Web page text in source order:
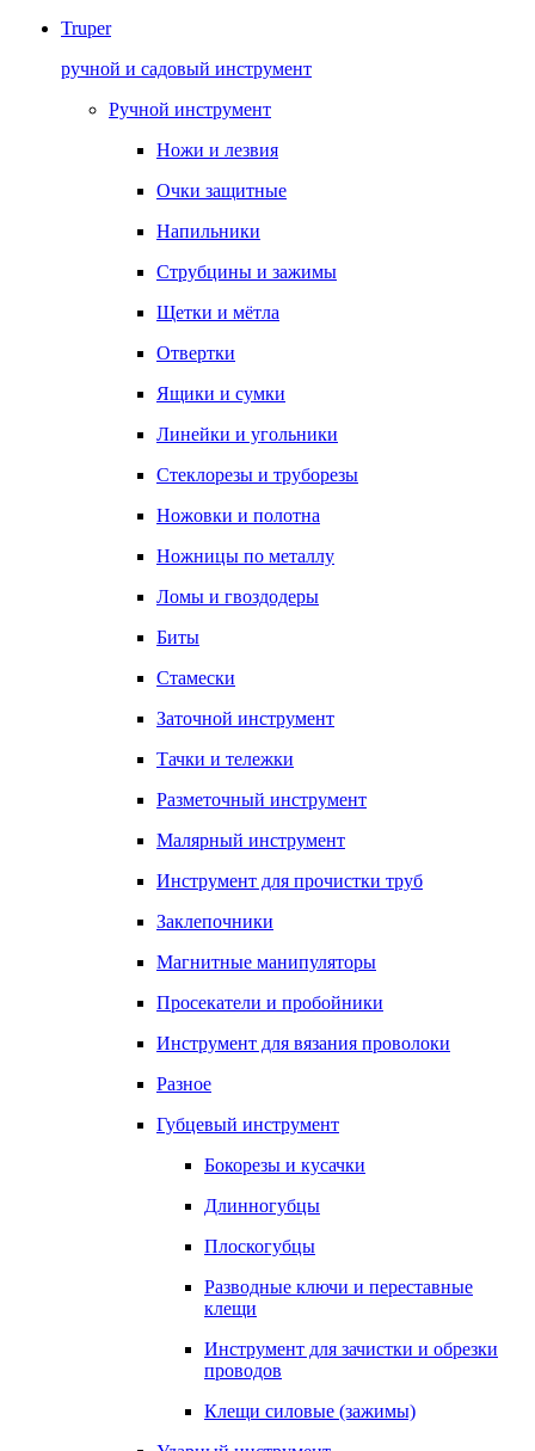
Truper
ручной и садовый инструмент
Ручной инструмент
Ножи и лезвия
Очки защитные
Напильники
Струбцины и зажимы
Щетки и мётла
Отвертки
Ящики и сумки
Линейки и угольники
Стеклорезы и труборезы
Ножовки и полотна
Ножницы по металлу
Ломы и гвоздодеры
Биты
Стамески
Заточной инструмент
Тачки и тележки
Разметочный инструмент
Малярный инструмент
Инструмент для прочистки труб
Заклепочники
Магнитные манипуляторы
Просекатели и пробойники
Инструмент для вязания проволоки
Разное
Губцевый инструмент
Бокорезы и кусачки
Длинногубцы
Плоскогубцы
Разводные ключи и переставные
клещи
Инструмент для зачистки и обрезки
проводов
Клещи силовые (зажимы)